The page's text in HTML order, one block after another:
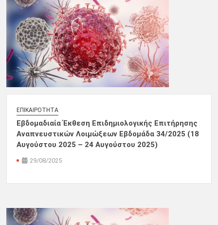
ΕΠΙΚΑΙΡΌΤΗΤΑ
Εβδομαδιαία Έκθεση Επιδημιολογικής Επιτήρησης
Αναπνευστικών Λοιμώξεων Εβδομάδα 34/2025 (18
Αυγούστου 2025 – 24 Αυγούστου 2025)
29/08/2025